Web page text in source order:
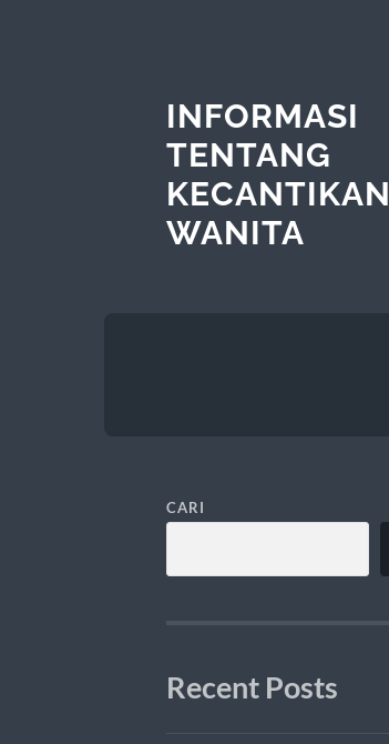
INFORMASI
TENTANG
KECANTIKAN
WANITA
CARI
Recent Posts